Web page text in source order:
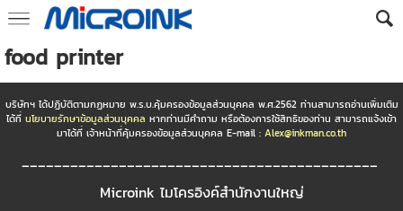
food printer
บริษัทฯ ได้ปฏิบัติตามกฏหมาย พ.ร.บ.คุ้มครองข้อมูลส่วนบุคคล พ.ศ.2562 ท่านสามารถอ่านเพิ่มเติม
ได้ที่ นโยบายรักษาข้อมูลส่วนบุคคล หากท่านมีคำถาม หรือต้องการใช้สิทธิของท่าน สามารถแจ้งเข้า
มาได้ที่ เจ้าหน้าที่คุ้มครองข้อมูลส่วนบุคคล E-mail : Alex@inkman.co.th
____________________________________________
Microink ไมโครอิงค์สำนักงานใหญ่